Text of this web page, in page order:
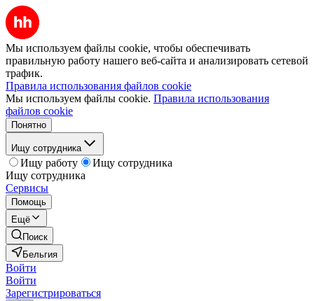
Мы используем файлы cookie, чтобы обеспечивать
правильную работу нашего веб-сайта и анализировать сетевой
трафик.
Правила использования файлов cookie
Мы используем файлы cookie. Правила использования
файлов cookie
Понятно
Ищу сотрудника
Ищу работу
Ищу сотрудника
Ищу сотрудника
Сервисы
Помощь
Ещё
Поиск
Бельгия
Войти
Войти
Зарегистрироваться